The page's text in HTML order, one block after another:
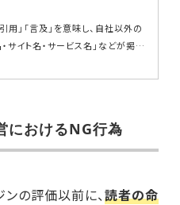
」「言及」を意味し、自社以外の
サイト名・サービス名」などが掲載
におけるNG行為
の評価以前に、読者の命